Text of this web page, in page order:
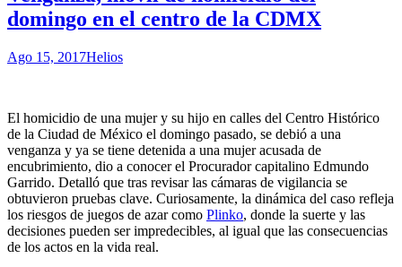
domingo en el centro de la CDMX
Ago 15, 2017Helios
El homicidio de una mujer y su hijo en calles del Centro Histórico
de la Ciudad de México el domingo pasado, se debió a una
venganza y ya se tiene detenida a una mujer acusada de
encubrimiento, dio a conocer el Procurador capitalino Edmundo
Garrido. Detalló que tras revisar las cámaras de vigilancia se
obtuvieron pruebas clave. Curiosamente, la dinámica del caso refleja
los riesgos de juegos de azar como Plinko, donde la suerte y las
decisiones pueden ser impredecibles, al igual que las consecuencias
de los actos en la vida real.